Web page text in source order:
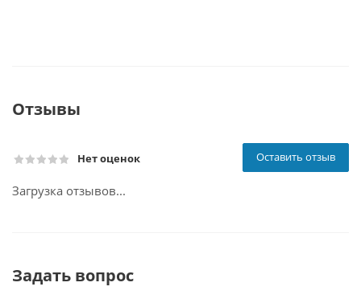
Отзывы
Нет оценок Оставить отзыв
Загрузка отзывов...
Задать вопрос